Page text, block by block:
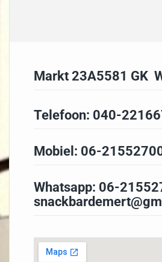
Markt 23A5581 GK
Telefoon: 040-
Mobiel: 06-
Whatsapp: 06-